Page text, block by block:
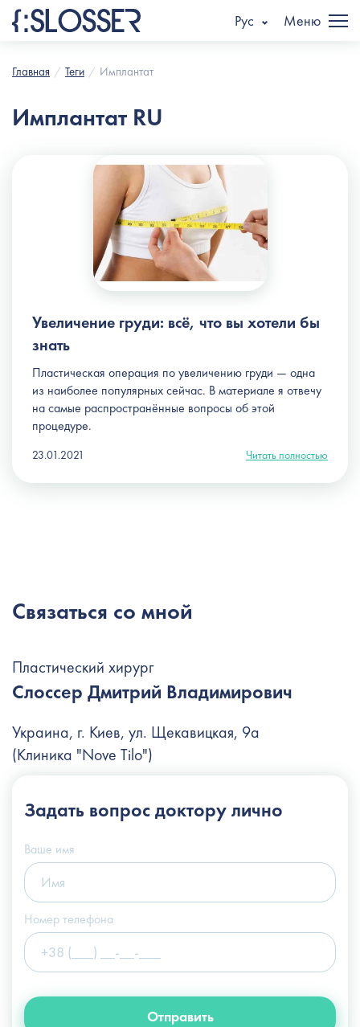
Рус Меню
Главная Теги Имплантат
Имплантат RU
Увеличение груди: всё, что вы хотели бы
знать
Пластическая операция по увеличению груди — одна
из наиболее популярных сейчас. В материале я отвечу
на самые распространённые вопросы об этой
процедуре.
23.01.2021 Читать полностью
Связаться со мной
Пластический хирург
Слоссер Дмитрий Владимирович
Украина, г. Киев, ул. Щекавицкая, 9а
(Клиника "Nove Tilo")
+38 (066) 122-6-111
info@slosser.com.ua
Задать вопросдоктору лично
Ваше имя
Номер телефона
Отправить